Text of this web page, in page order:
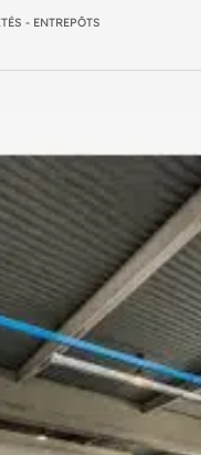
- ENTREPÔTS